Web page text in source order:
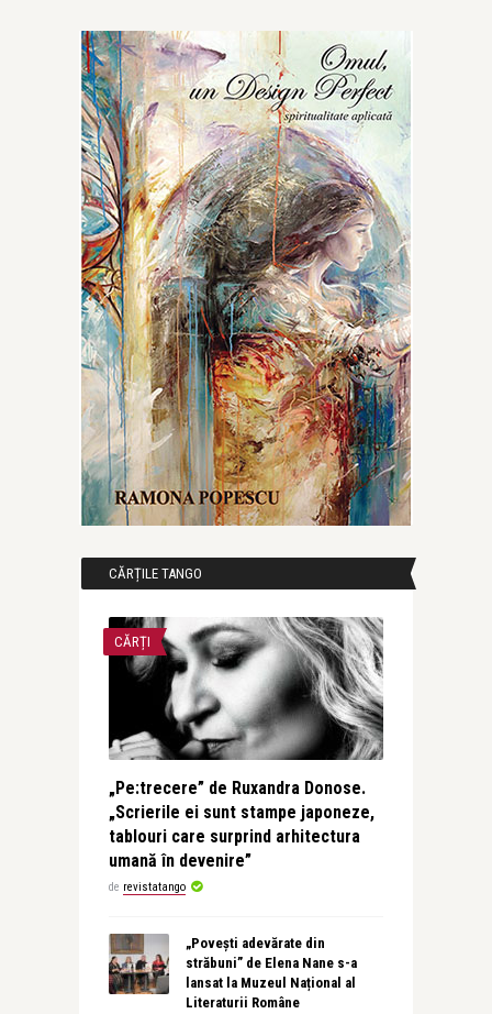
CĂRȚILE TANGO
CĂRȚI
„Pe:trecere” de Ruxandra Donose.
„Scrierile ei sunt stampe japoneze,
tablouri care surprind arhitectura
umană în devenire”
de revistatango
„Povești adevărate din
străbuni” de Elena Nane s-a
lansat la Muzeul Național al
Literaturii Române